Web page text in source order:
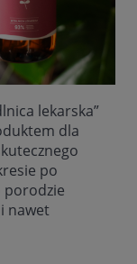
lekarska”
dla
po
porodzie
nawet